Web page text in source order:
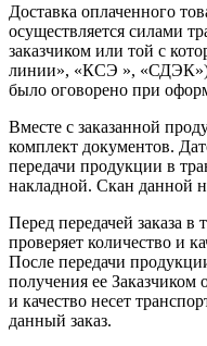
Доставка оплаченного
осуществляется силами
заказчиком или той с
линии», «КСЭ », «СДЭК»),
было оговорено при
Вместе с заказанной
комплект документов.
передачи продукции в
накладной. Скан данной
Перед передачей заказа
проверяет количество и
После передачи
получения ее Заказчиком
и качество несет
данный заказ.